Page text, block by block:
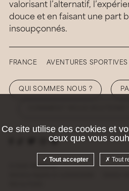
valorisant l’alternatif,
douce et en faisant une part
insoupçonnés.
FRANCE AVENTURES SPORTIVES
QUI SOMMES NOUS ?
© 2026 Hellolaroux
Ce site utilise des cookies et
ceux que vous
Tout accepter Tout